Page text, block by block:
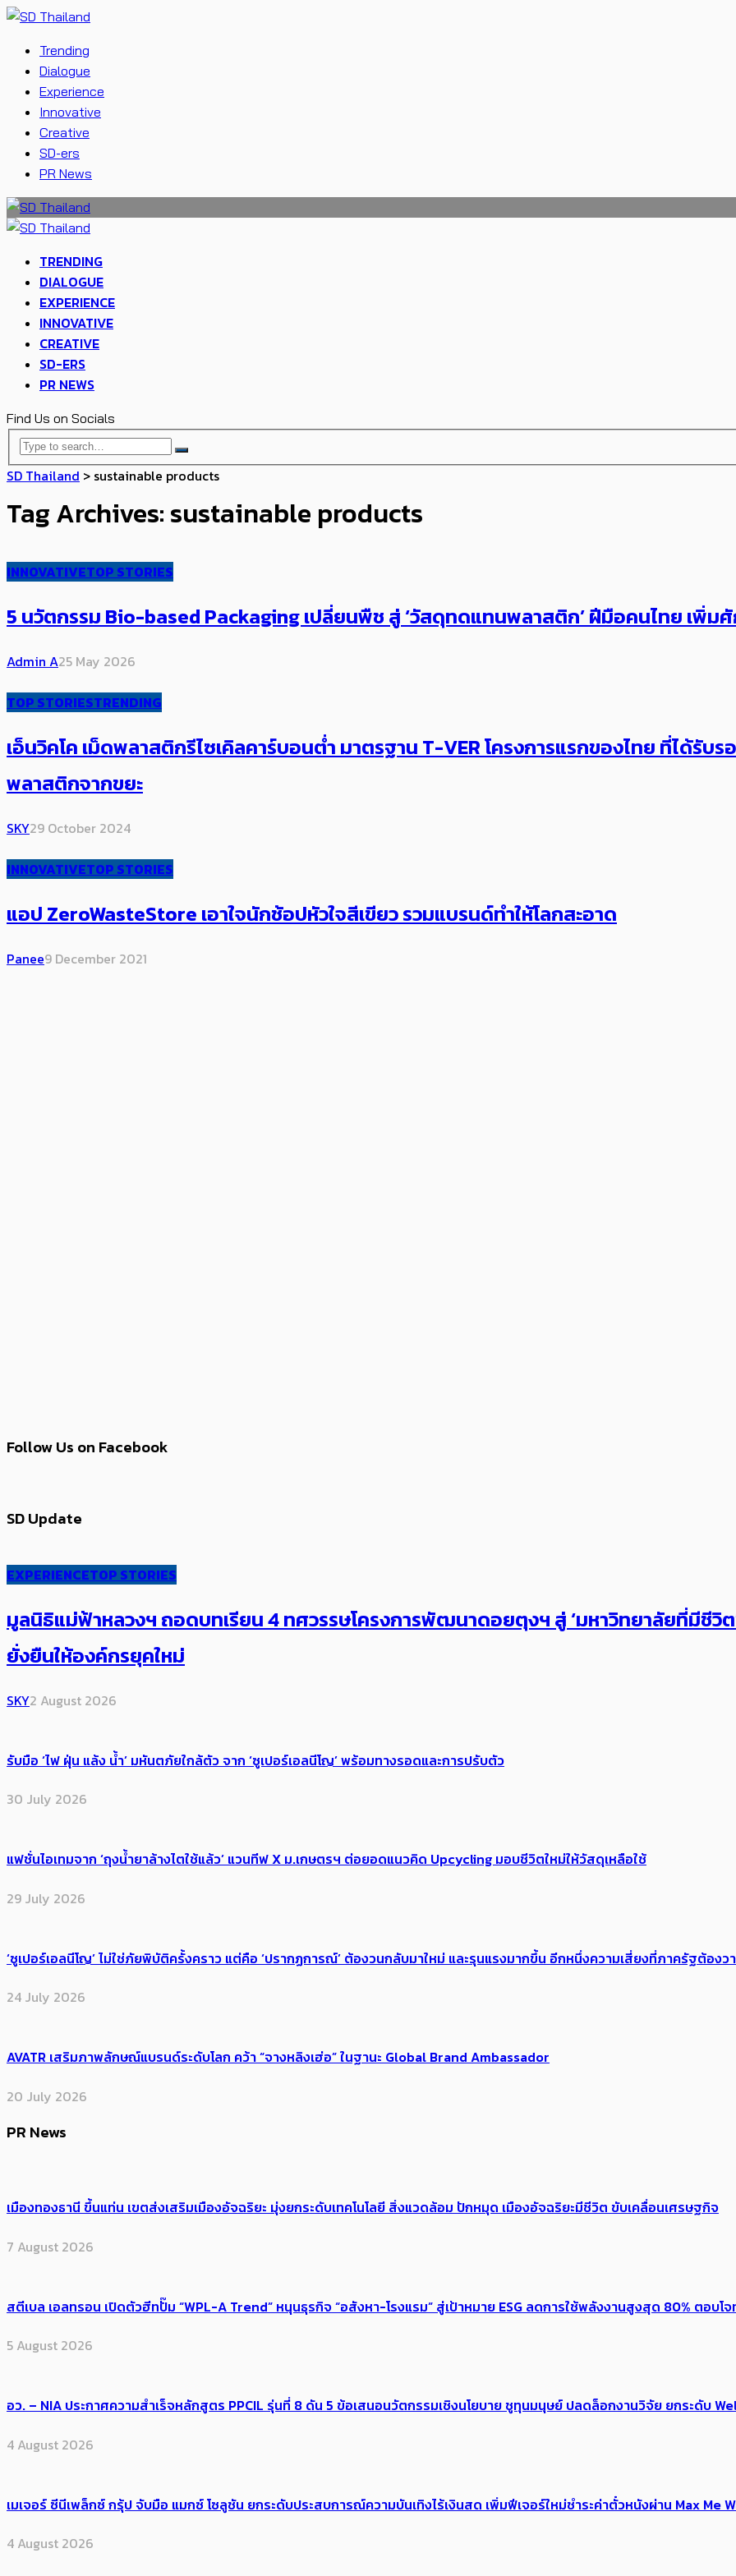
Trending
Dialogue
Experience
Innovative
Creative
SD-ers
PR News
TRENDING
DIALOGUE
EXPERIENCE
INNOVATIVE
CREATIVE
SD-ERS
PR NEWS
Find Us on Socials
SD Thailand > sustainable products
Tag Archives: sustainable products
INNOVATIVETOP STORIES
5 นวัตกรรม Bio-based Packaging ​เปลี่ยนพืช สู่ ‘วัสดุทดแทนพลาสติก’ ​​ฝีมือคนไทย​ เพิ่ม
Admin A25 May 2026
TOP STORIESTRENDING
เอ็นวิคโค เม็ดพลาสติกรีไซเคิลคาร์บอนต่ำ มาตรฐาน T-VER โครงการแรกของไทย ที่ได้รับ
พลาสติกจากขยะ
SKY29 October 2024
INNOVATIVETOP STORIES
แอป ZeroWasteStore เอาใจนักช้อปหัวใจสีเขียว รวมแบรนด์ทำให้โลกสะอาด
Panee9 December 2021
Follow Us on Facebook
SD Update
EXPERIENCETOP STORIES
มูลนิธิแม่ฟ้าหลวงฯ ถอดบทเรียน 4 ทศวรรษโครงการพัฒนาดอยตุงฯ สู่ ‘มหาวิทยาลัยที่มีชี
ยั่งยืนให้องค์กรยุคใหม่
SKY2 August 2026
รับมือ ‘ไฟ ฝุ่น แล้ง น้ำ’ มหันตภัยใกล้ตัว จาก ‘ซูเปอร์เอลนีโญ’ พร้อมทางรอดและการปรับตัว
30 July 2026
แฟชั่นไอเทมจาก ‘ถุงน้ำยาล้างไตใช้แล้ว’ แวนทีฟ X ม.เกษตรฯ ต่อยอดแนวคิด Upcycling มอบชีวิตใหม่ให้วัสดุเหลือใช้
29 July 2026
‘ซูเปอร์เอลนีโญ’ ไม่ใช่ภัยพิบัติครั้งคราว แต่คือ ‘ปรากฏการณ์’ ​ต้อง​วนกลับมาใหม่ และรุนแรงมากขึ้น อีกหนึ่งความเสี่ยงที่ภาครัฐต้อง
24 July 2026
AVATR เสริมภาพลักษณ์แบรนด์ระดับโลก คว้า “จางหลิงเฮ่อ” ในฐานะ Global Brand Ambassador
20 July 2026
PR News
เมืองทองธานี ขึ้นแท่น เขตส่งเสริมเมืองอัจฉริยะ มุ่งยกระดับเทคโนโลยี สิ่งแวดล้อม ปักหมุด เมืองอัจฉริยะมีชีวิต ขับเคลื่อนเศรษฐกิจ
7 August 2026
สตีเบล เอลทรอน เปิดตัวฮีทปั๊ม “WPL-A Trend” หนุนธุรกิจ “อสังหา-โรงแรม” สู่เป้าหมาย ESG ลดการใช้พลังงานสูงสุด 80% ตอบโ
5 August 2026
อว. – NIA ประกาศความสำเร็จหลักสูตร PPCIL รุ่นที่ 8 ดัน 5 ข้อเสนอนวัตกรรมเชิงนโยบาย ชูทุนมนุษย์ ปลดล็อกงานวิจัย ยกระดับ
4 August 2026
เมเจอร์ ซีนีเพล็กซ์ กรุ้ป จับมือ แมกซ์ โซลูชัน ยกระดับประสบการณ์ความบันเทิงไร้เงินสด เพิ่มฟีเจอร์ใหม่ชำระค่าตั๋วหนังผ่าน Max
4 August 2026